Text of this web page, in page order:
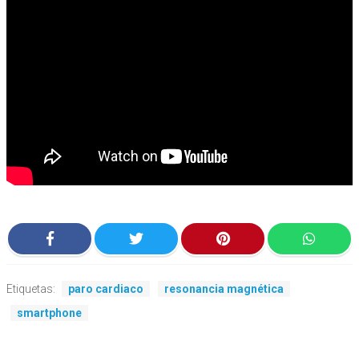
Etiquetas: paro cardiaco
resonancia magnética
smartphone